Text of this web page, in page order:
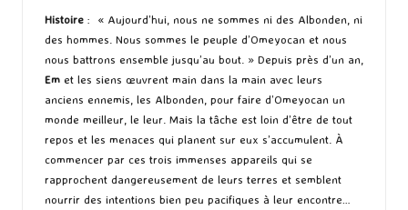
Histoire : « Aujourd’hui, nous ne sommes ni des Albonden, ni
des hommes. Nous sommes le peuple d’Omeyocan et nous
nous battrons ensemble jusqu’au bout. » Depuis près d’un an,
Em et les siens œuvrent main dans la main avec leurs
anciens ennemis, les Albonden, pour faire d’Omeyocan un
monde meilleur, le leur. Mais la tâche est loin d’être de tout
repos et les menaces qui planent sur eux s’accumulent. À
commencer par ces trois immenses appareils qui se
rapprochent dangereusement de leurs terres et semblent
nourrir des intentions bien peu pacifiques à leur encontre…